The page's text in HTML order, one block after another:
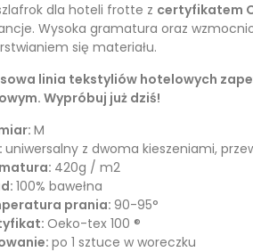
dla hoteli frotte z certyfikatem
Wysoka gramatura oraz
się materiału.
linia tekstyliów hotelowych
Wypróbuj już dziś!
M
uniwersalny z dwoma kieszeniami,
420g / m2
100% bawełna
prania: 90-95°
Oeko-tex 100 ®
po 1 sztuce w woreczku